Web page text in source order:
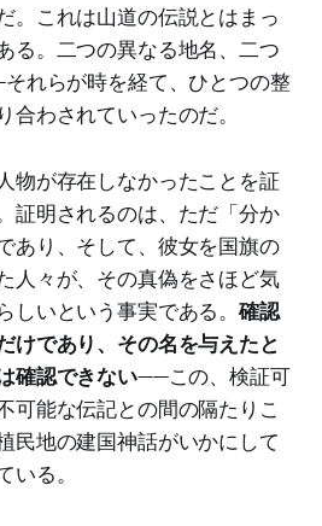
。これは山道の伝説とはまっ
る。二つの異なる地名、二つ
れらが時を経て、ひとつの整
合わされていったのだ。
物が存在しなかったことを証
証明されるのは、ただ「分か
あり、そして、彼女を国旗の
人々が、その真偽をさほど気
しいという事実である。確認
けであり、その名を与えたと
確認できない——この、検証可
可能な伝記との間の隔たりこ
民地の建国神話がいかにして
いる。